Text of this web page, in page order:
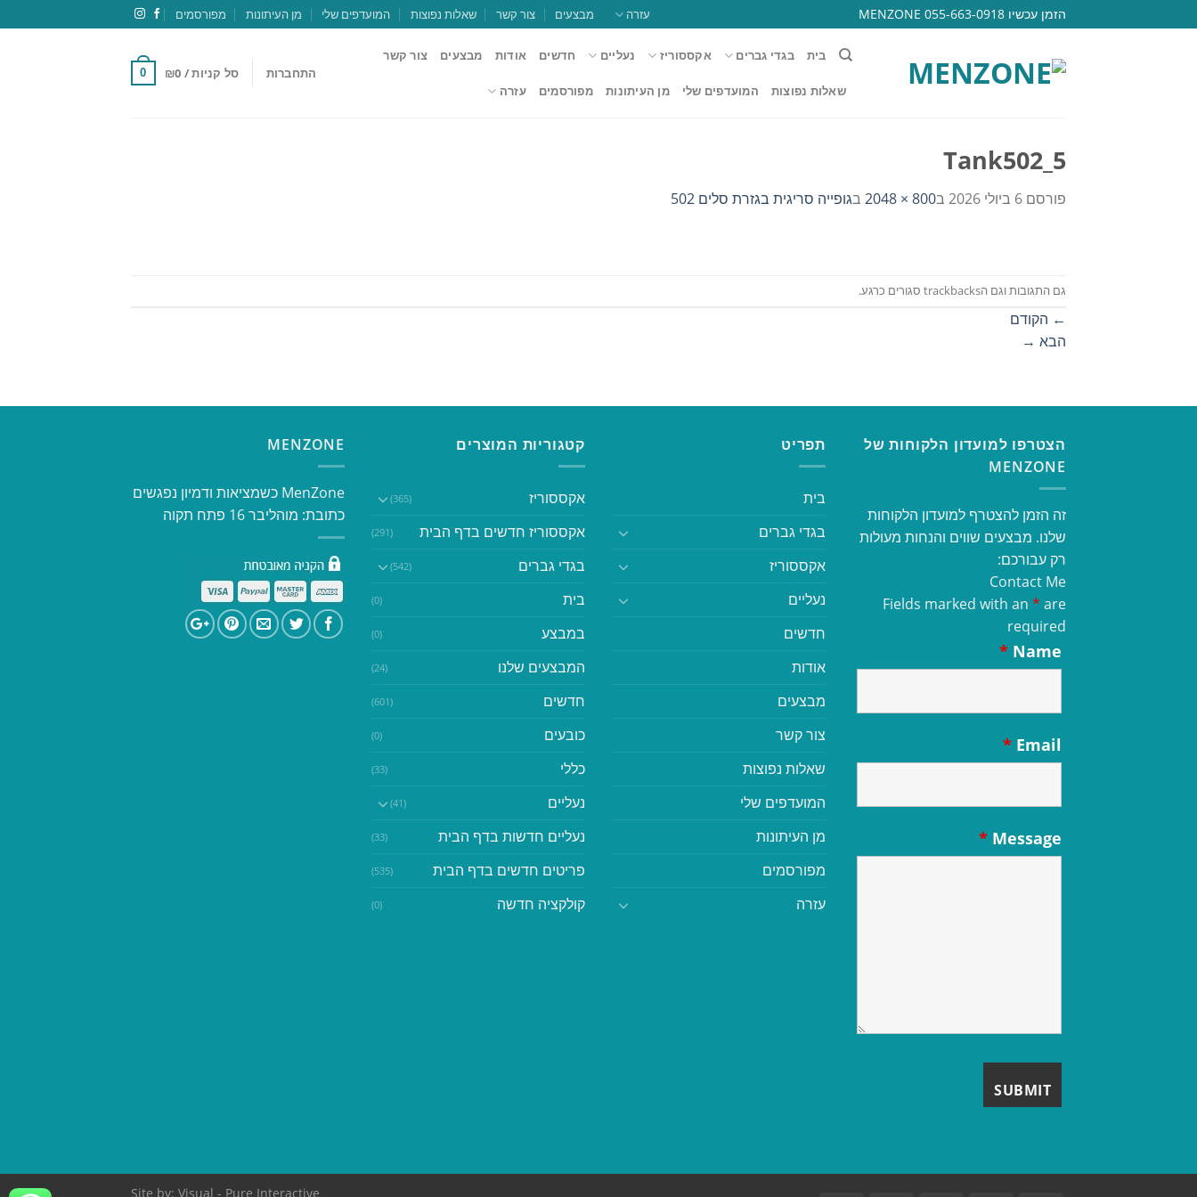
to
הזמן עכשיו 055-663-0918 MENZONE עזרה מבצעים צור קשר שאלות נפוצות המועדפים שלי מן העיתונות מפורסמים
בית בגדי גברים אקססוריז נעליים חדשים אודות מבצעים צור קשר
שאלות נפוצות המועדפים שלי מן העיתונות מפורסמים עזרה
התחברות סל קניות / ₪0
0
Tank502_5
פורסם 6 ביולי 2026 ב800 × 2048 בגופייה סריגית בגזרת סלים 502
גם התגובות וגם הtrackbacks סגורים כרגע.
← הקודם
הבא →
הצטרפו למועדון הלקוחות של
MENZONE
זה הזמן להצטרף למועדון הלקוחות
שלנו. מבצעים שווים והנחות מעולות
רק עבורכם:
Contact Me
Fields marked with an * are
required
Name
*
Email
*
Message
*
תפריט
בית
בגדי גברים
אקססוריז
נעליים
חדשים
אודות
מבצעים
צור קשר
שאלות נפוצות
המועדפים שלי
מן העיתונות
מפורסמים
עזרה
קטגוריות המוצרים
אקססוריז (365)
אקססוריז חדשים בדף הבית (291)
בגדי גברים (542)
בית (0)
במבצע (0)
המבצעים שלנו (24)
חדשים (601)
כובעים (0)
כללי (33)
נעליים (41)
נעליים חדשות בדף הבית (33)
פריטים חדשים בדף הבית (535)
קולקציה חדשה (0)
MENZONE
​​MenZone כשמציאות ודמיון נפגשים​
כתובת: מוהליבר 16 פתח תקוה
Site by: Visual - Pure Interactive